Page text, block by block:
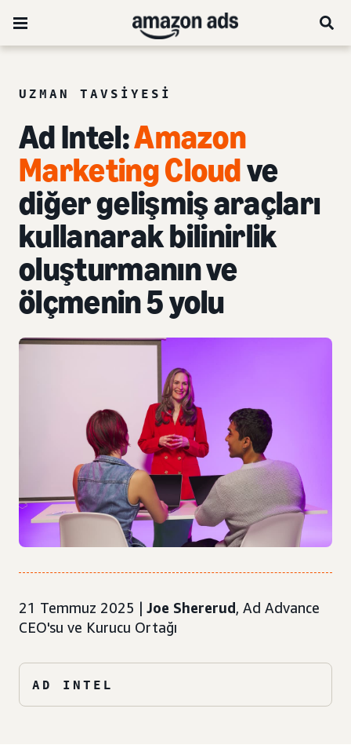
UZMAN TAVSIYESI
Ad Intel:Amazon
Marketing Cloudve
diğer gelişmiş araçları
kullanarakbilinirlik
oluşturmanın ve
ölçmenin 5 yolu
21 Temmuz 2025 | Joe Shererud, Ad Advance
CEO'su ve Kurucu Ortağı
AD INTEL